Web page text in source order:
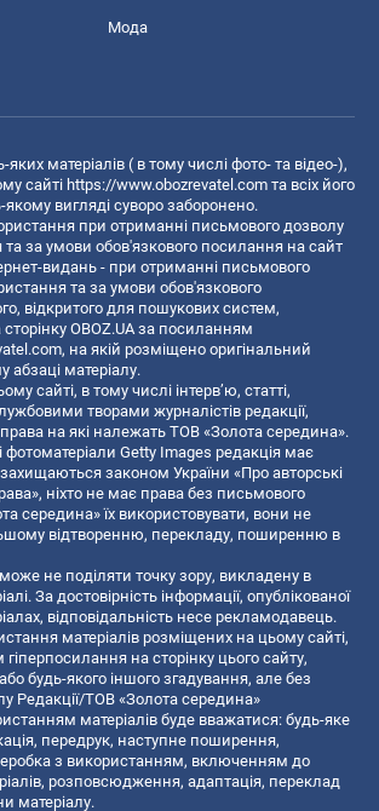
Мода
матеріалів ( в тому числі фото- та відео-),
сайті https://www.obozrevatel.com та всіх його
вигляді суворо заборонено.
при отриманні письмового дозволу
та за умови обов'язкового посилання на сайт
видань - при отриманні письмового
та за умови обов'язкового
відкритого для пошукових систем,
OBOZ.UA за посиланням
, на якій розміщено оригінальний
абзаці матеріалу.
сайті, в тому числі інтерв’ю, статті,
творами журналістів редакції,
на які належать ТОВ «Золота середина».
фотоматеріали Getty Images редакція має
законом України «Про авторські
ніхто не має права без письмового
середина» їх використовувати, вони не
відтворенню, перекладу, поширенню в
не поділяти точку зору, викладену в
За достовірність інформації, опублікованої
відповідальність несе рекламодавець.
матеріалів розміщених на цьому сайті,
на сторінку цього сайту,
будь-якого іншого згадування, але без
Редакції/ТОВ «Золота середина»
матеріалів буде вважатися: будь-яке
передрук, наступне поширення,
з використанням, включенням до
розповсюдження, адаптація, переклад
матеріалу.